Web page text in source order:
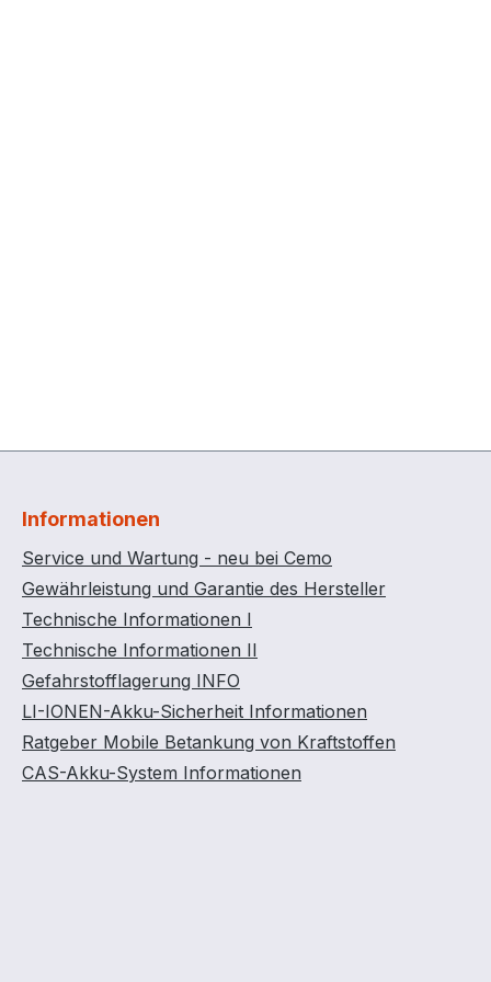
Informationen
Service und Wartung - neu bei Cemo
Gewährleistung und Garantie des Hersteller
Technische Informationen I
Technische Informationen II
Gefahrstofflagerung INFO
LI-IONEN-Akku-Sicherheit Informationen
Ratgeber Mobile Betankung von Kraftstoffen
CAS-Akku-System Informationen